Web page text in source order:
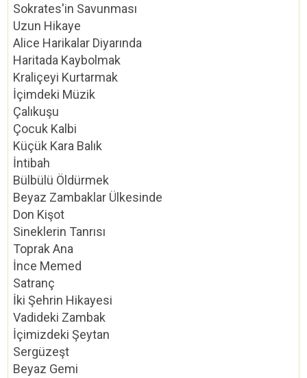
Sokrates'in Savunması
Uzun Hikaye
Alice Harikalar Diyarında
Haritada Kaybolmak
Kraliçeyi Kurtarmak
İçimdeki Müzik
Çalıkuşu
Çocuk Kalbi
Küçük Kara Balık
İntibah
Bülbülü Öldürmek
Beyaz Zambaklar Ülkesinde
Don Kişot
Sineklerin Tanrısı
Toprak Ana
İnce Memed
Satranç
İki Şehrin Hikayesi
Vadideki Zambak
İçimizdeki Şeytan
Sergüzeşt
Beyaz Gemi